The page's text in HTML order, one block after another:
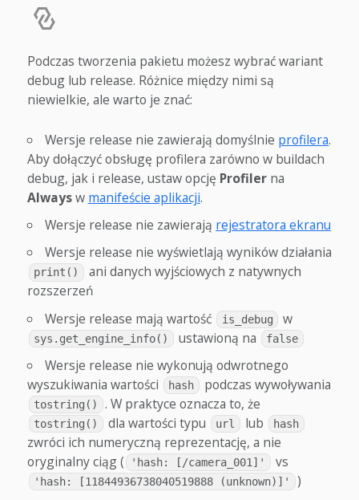
Podczas tworzenia pakietu możesz wybrać wariant
debug lub release. Różnice między nimi są
niewielkie, ale warto je znać:
Wersje release nie zawierają domyślnie profilera.
Aby dołączyć obsługę profilera zarówno w buildach
debug, jak i release, ustaw opcję Profilerna
Alwaysw manifeście aplikacji.
Wersje release nie zawierają rejestratora ekranu
Wersje release nie wyświetlają wyników działania
print()
ani danych wyjściowych z natywnych
rozszerzeń
Wersje release mają wartość
is_debug w
sys.get_engine_info() ustawioną na false
Wersje release nie wykonują odwrotnego
wyszukiwania wartości
hash podczas wywoływania
tostring() . W praktyce oznacza to, że
tostring() dla wartości typu url lub hash
zwróci ich numeryczną reprezentację, a nie
oryginalny ciąg (
'hash: [/camera_001]' vs
'hash: [11844936738040519888 (unknown)]'
)